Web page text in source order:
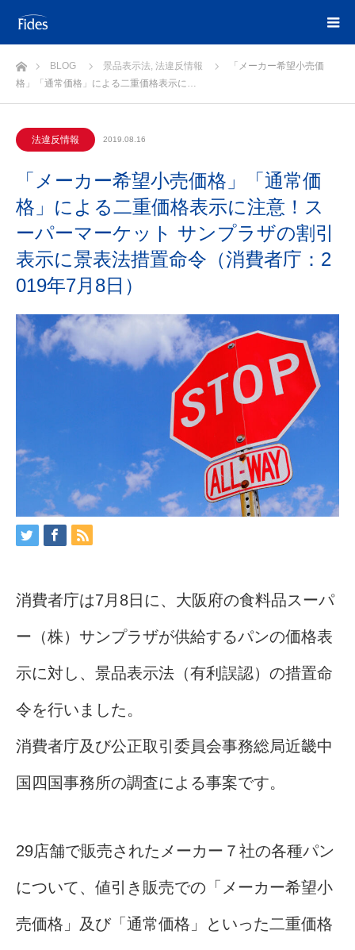
ホームBLOG 景品表示法, 法違反情報
「メーカー希望小売価
格」「通常価格」による二重価格表示に…
法違反情報 2019.08.16
「メーカー希望小売価格」「通常価
格」による二重価格表示に注意！ス
ーパーマーケット サンプラザの割引
表示に景表法措置命令（消費者庁：2
019年7月8日）
消費者庁は7月8日に、大阪府の食料品スーパ
ー（株）サンプラザが供給するパンの価格表
示に対し、景品表示法（有利誤認）の措置命
令を行いました。
消費者庁及び公正取引委員会事務総局近畿中
国四国事務所の調査による事案です。
29店舗で販売されたメーカー７社の各種パン
について、値引き販売での「メーカー希望小
売価格」及び「通常価格」といった二重価格